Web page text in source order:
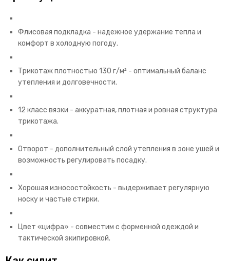
Флисовая подкладка - надежное удержание тепла и
комфорт в холодную погоду.
Трикотаж плотностью 130 г/м² - оптимальный баланс
утепления и долговечности.
12 класс вязки - аккуратная, плотная и ровная структура
трикотажа.
Отворот - дополнительный слой утепления в зоне ушей и
возможность регулировать посадку.
Хорошая износостойкость - выдерживает регулярную
носку и частые стирки.
Цвет «цифра» - совместим с форменной одеждой и
тактической экипировкой.